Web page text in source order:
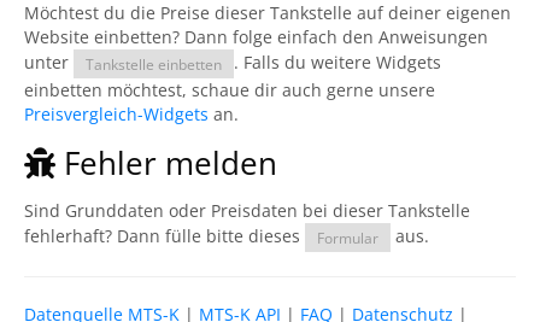
Möchtest du die Preise dieser Tankstelle auf deiner eigenen
Website einbetten? Dann folge einfach den Anweisungen
unter
Tankstelle einbetten
. Falls du weitere Widgets
einbetten möchtest, schaue dir auch gerne unsere
Preisvergleich-Widgets an.
Fehler melden
Sind Grunddaten oder Preisdaten bei dieser Tankstelle
fehlerhaft? Dann fülle bitte dieses
Formular aus.
Datenquelle MTS-K | MTS-K API | FAQ | Datenschutz |